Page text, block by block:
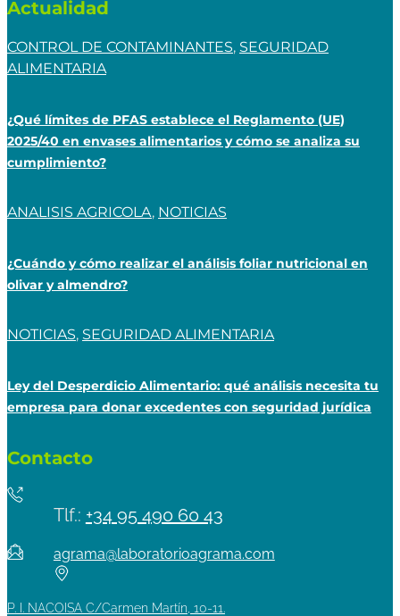
Actualidad
CONTROL DE CONTAMINANTES, SEGURIDAD
ALIMENTARIA
¿Qué límites de PFAS establece el Reglamento (UE)
2025/40 en envases alimentarios y cómo se analiza su
cumplimiento?
ANALISIS AGRICOLA, NOTICIAS
¿Cuándo y cómo realizar el análisis foliar nutricional en
olivar y almendro?
NOTICIAS, SEGURIDAD ALIMENTARIA
Ley del Desperdicio Alimentario: qué análisis necesita tu
empresa para donar excedentes con seguridad jurídica
Contacto
Tlf.: +34 95 490 60 43
agrama@laboratorioagrama.com
P. I. NACOISA C/Carmen Martín, 10-11.